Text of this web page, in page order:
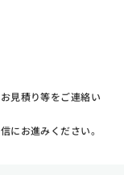
見積り等をご連絡い
にお進みください。